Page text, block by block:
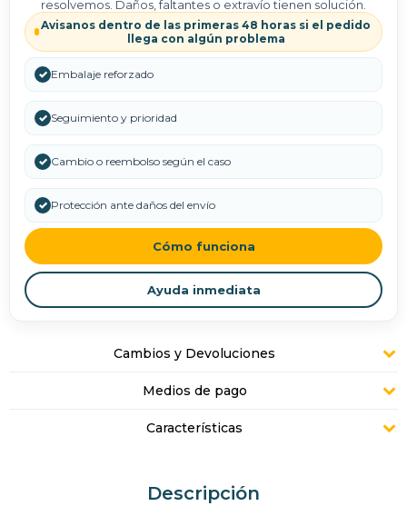
resolvemos. Daños, faltantes o extravío tienen solución.
Avisanos dentro de las primeras 48 horas si el pedido
llega con algún problema
✓ Embalaje reforzado
✓ Seguimiento y prioridad
✓ Cambio o reembolso según el caso
✓ Protección ante daños del envío
Cómo funciona
Ayuda inmediata
Cambios y Devoluciones
Medios de pago
Características
Descripción